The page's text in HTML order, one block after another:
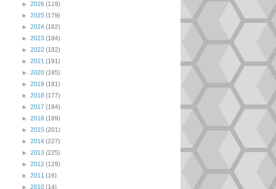
► 2026 (119)
► 2025 (179)
► 2024 (182)
► 2023 (184)
► 2022 (182)
► 2021 (191)
► 2020 (185)
► 2019 (181)
► 2018 (177)
► 2017 (184)
► 2016 (189)
► 2015 (201)
► 2014 (227)
► 2013 (225)
► 2012 (129)
► 2011 (16)
► 2010 (14)